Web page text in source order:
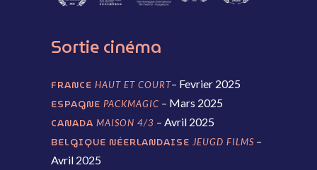
Sortiecinéma
FRANCE HAUT ET COURT– Fevrier 2025
ESPAGNE PACKMAGIC – Mars 2025
CANADA MAISON 4/3 – Avril 2025
BELGIQUE NÉERLANDAISE JEUGD FILMS –
Avril 2025